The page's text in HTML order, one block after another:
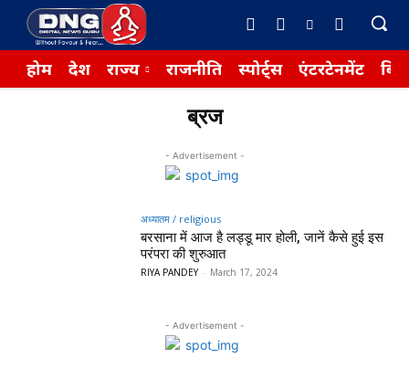
होम देश राज्य राजनीति स्पोर्ट्स एंटरटेनमेंट
ब्रज
- Advertisement -
अध्यातम / religious
बरसाना में आज है लड्डू मार होली, जानें कैसे हुई इस
परंपरा की शुरुआत
RIYA PANDEY - March 17, 2024
- Advertisement -